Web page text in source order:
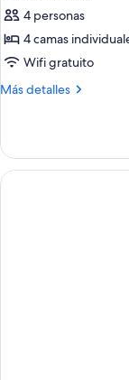
fotos
de
Habitación
cuádruple
4 personas
4 camas
Wifi gratuito
Más detalles
Más
cuádruple
estándar